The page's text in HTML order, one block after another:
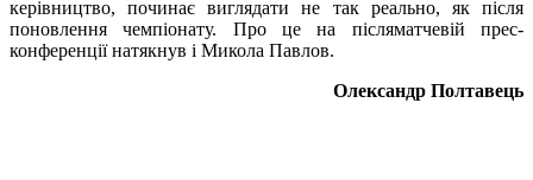
керівництво, починає виглядати не так реально, як після
поновлення чемпіонату. Про це на післяматчевій прес-
конференції натякнув і Микола Павлов.
Олександр Полтавець